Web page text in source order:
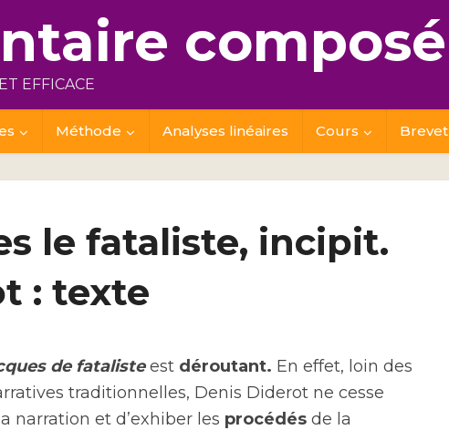
composé
EFFICACE
Méthode Analyses linéaires Cours Brevet
le fataliste, incipit.
: texte
de fatalisteest déroutant. En effet, loin des
traditionnelles, Denis Diderot ne cesse
narration et d’exhiber les procédés de la